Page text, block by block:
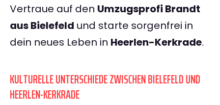
Vertraue auf den Umzugsprofi Brandt
aus Bielefeld und starte sorgenfrei in
dein neues Leben in Heerlen-Kerkrade.
KULTURELLE UNTERSCHIEDE ZWISCHEN BIELEFELD UND
HEERLEN-KERKRADE